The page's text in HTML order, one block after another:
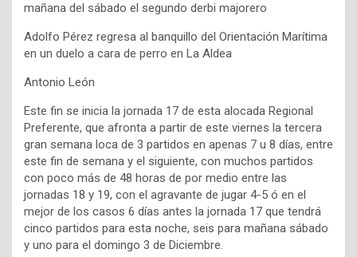
mañana del sábado el segundo derbi majorero
Adolfo Pérez regresa al banquillo del Orientación Marítima
en un duelo a cara de perro en La Aldea
Antonio León
Este fin se inicia la jornada 17 de esta alocada Regional
Preferente, que afronta a partir de este viernes la tercera
gran semana loca de 3 partidos en apenas 7 u 8 días, entre
este fin de semana y el siguiente, con muchos partidos
con poco más de 48 horas de por medio entre las
jornadas 18 y 19, con el agravante de jugar 4-5 ó en el
mejor de los casos 6 días antes la jornada 17 que tendrá
cinco partidos para esta noche, seis para mañana sábado
y uno para el domingo 3 de Diciembre.